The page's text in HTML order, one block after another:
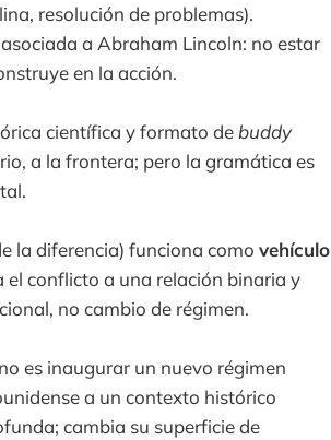
resolución de problemas).
a Abraham Lincoln: no estar
en la acción.
científica y formato de buddy
a la frontera; pero la gramática es
la diferencia) funciona como vehículo
el conflicto a una relación binaria y
no cambio de régimen.
es inaugurar un nuevo régimen
a un contexto histórico
cambia su superficie de